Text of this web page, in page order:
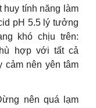
huy tính năng làm
pH 5.5 lý tưởng
khó chịu trên:
hợp với tất cả
cảm nên yên tâm
nên quá lạm